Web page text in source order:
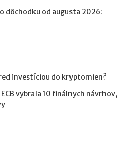
dôchodku od augusta 2026:
investíciou do kryptomien?
vybrala 10 finálnych návrhov,